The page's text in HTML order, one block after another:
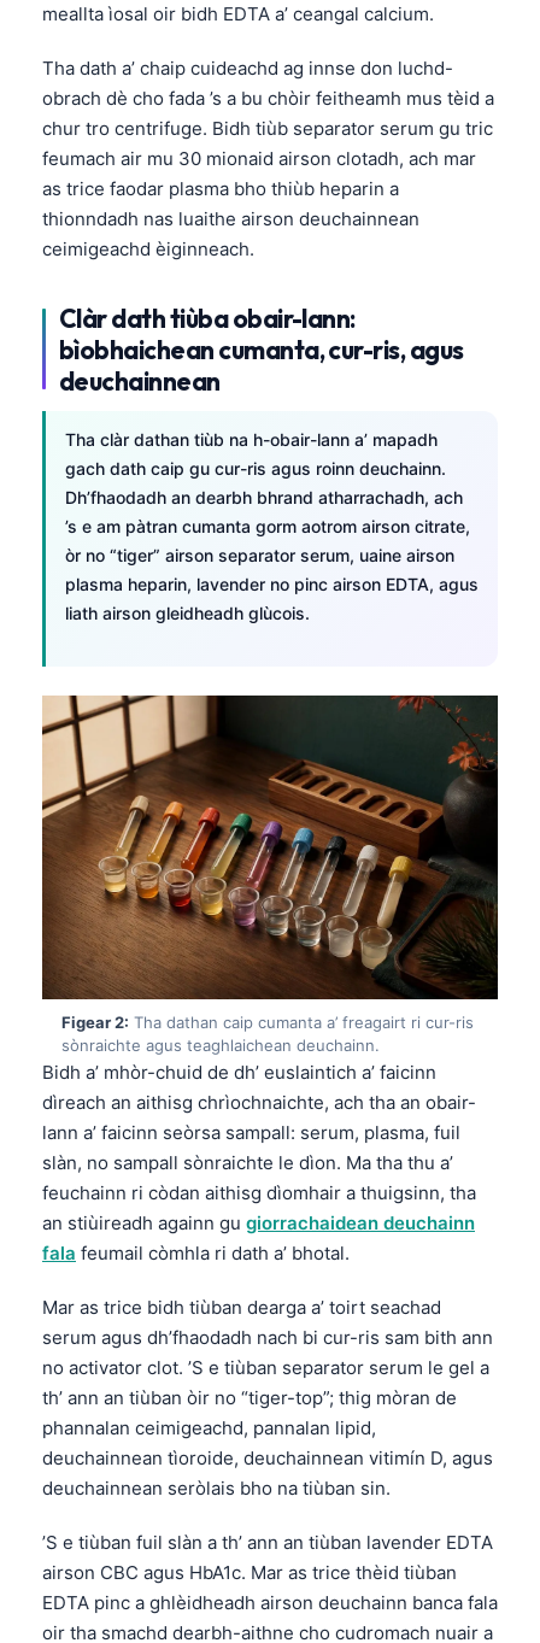
meallta ìosal oir bidh EDTA a’ ceangal calcium.
Tha dath a’ chaip cuideachd ag innse don luchd-
obrach dè cho fada ’s a bu chòir feitheamh mus tèid a
chur tro centrifuge. Bidh tiùb separator serum gu tric
feumach air mu 30 mionaid airson clotadh, ach mar
as trice faodar plasma bho thiùb heparin a
thionndadh nas luaithe airson deuchainnean
ceimigeachd èiginneach.
Clàr dath tiùba obair-lann:
bìobhaichean cumanta, cur-ris, agus
deuchainnean
Tha clàr dathan tiùb na h-obair-lann a’ mapadh
gach dath caip gu cur-ris agus roinn deuchainn.
Dh’fhaodadh an dearbh bhrand atharrachadh, ach
’s e am pàtran cumanta gorm aotrom airson citrate,
òr no “tiger” airson separator serum, uaine airson
plasma heparin, lavender no pinc airson EDTA, agus
liath airson gleidheadh glùcois.
Figear 2: Tha dathan caip cumanta a’ freagairt ri cur-ris
sònraichte agus teaghlaichean deuchainn.
Bidh a’ mhòr-chuid de dh’ euslaintich a’ faicinn
dìreach an aithisg chrìochnaichte, ach tha an obair-
lann a’ faicinn seòrsa sampall: serum, plasma, fuil
slàn, no sampall sònraichte le dìon. Ma tha thu a’
feuchainn ri còdan aithisg dìomhair a thuigsinn, tha
an stiùireadh againn gu giorrachaidean deuchainn
fala feumail còmhla ri dath a’ bhotal.
Mar as trice bidh tiùban dearga a’ toirt seachad
serum agus dh’fhaodadh nach bi cur-ris sam bith ann
no activator clot. ’S e tiùban separator serum le gel a
th’ ann an tiùban òir no “tiger-top”; thig mòran de
phannalan ceimigeachd, pannalan lipid,
deuchainnean tìoroide, deuchainnean vitimín D, agus
deuchainnean seròlais bho na tiùban sin.
’S e tiùban fuil slàn a th’ ann an tiùban lavender EDTA
airson CBC agus HbA1c. Mar as trice thèid tiùban
EDTA pinc a ghlèidheadh airson deuchainn banca fala
oir tha smachd dearbh-aithne cho cudromach nuair a